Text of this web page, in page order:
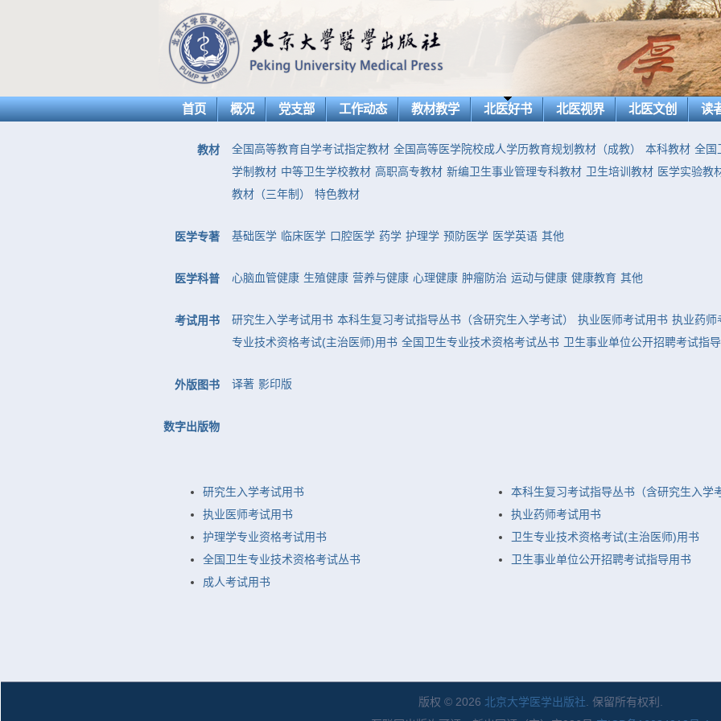
首页 概况 党支部 工作动态 教材教学 北医好书 北医视界 北医文创 读
教材 全国高等教育自学考试指定教材 全国高等医学院校成人学历教育规划教材（成教） 本科教材 全国
学制教材 中等卫生学校教材 高职高专教材 新编卫生事业管理专科教材 卫生培训教材 医学实验教
教材（三年制）
特色教材
医学专著 基础医学 临床医学 口腔医学 药学 护理学 预防医学 医学英语 其他
医学科普 心脑血管健康 生殖健康 营养与健康 心理健康 肿瘤防治 运动与健康 健康教育 其他
考试用书 研究生入学考试用书 本科生复习考试指导丛书（含研究生入学考试） 执业医师考试用书 执业药师
专业技术资格考试(主治医师)用书 全国卫生专业技术资格考试丛书 卫生事业单位公开招聘考试指
外版图书 译著 影印版
数字出版物
研究生入学考试用书
执业医师考试用书
护理学专业资格考试用书
全国卫生专业技术资格考试丛书
成人考试用书
本科生复习考试指导丛书（含研究生入学
执业药师考试用书
卫生专业技术资格考试(主治医师)用书
卫生事业单位公开招聘考试指导用书
版权 © 2026 北京大学医学出版社 . 保留所有权利.